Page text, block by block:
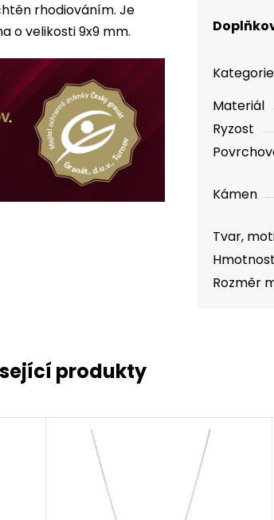
rhodiováním. Je
o velikosti 9x9 mm.
Kategorie
Materiál
Ryzost
Kámen
Tvar,
Rozměr
produkty